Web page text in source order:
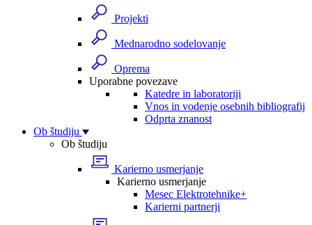
Projekti
Mednarodno sodelovanje
Oprema
Uporabne povezave
Katedre in laboratoriji
Vnos in vodenje osebnih bibliografij
Odprta znanost
Ob študiju
Ob študiju
Karierno usmerjanje
Karierno usmerjanje
Mesec Elektrotehnike+
Karierni partnerji